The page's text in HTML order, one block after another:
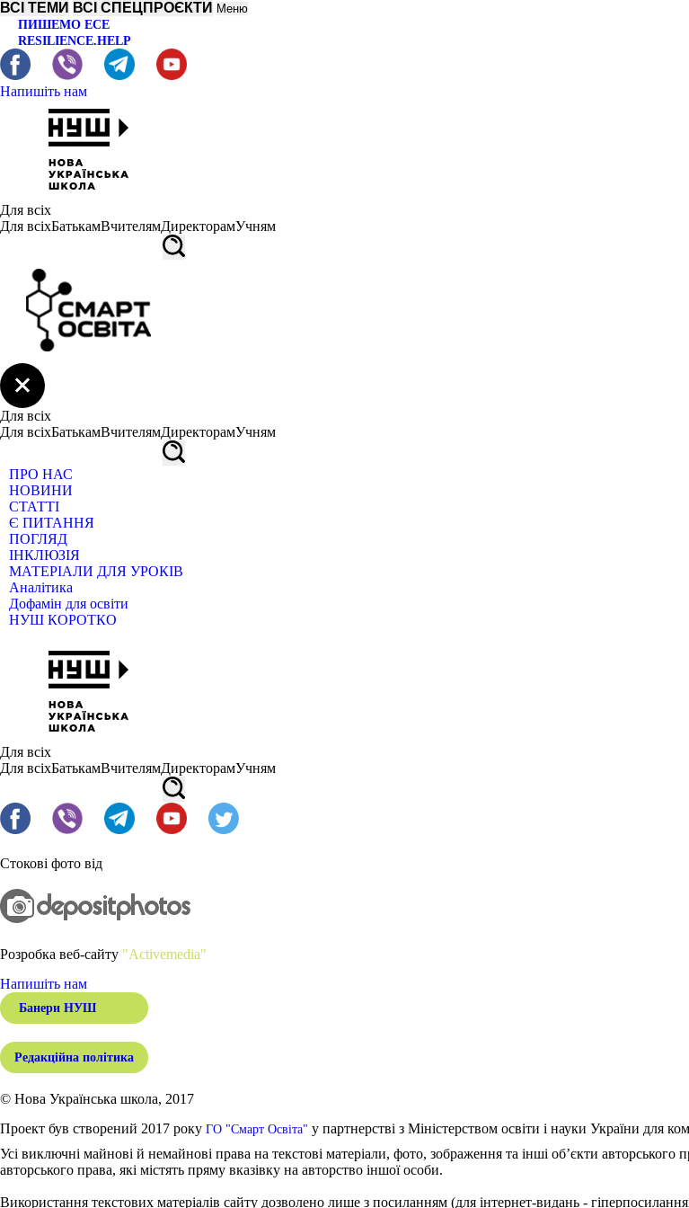
ВСІ ТЕМИ ВСІ СПЕЦПРОЄКТИ Меню
ПИШЕМО ЕСЕ
RESILIENCE.HELP
Напишіть нам
Для всіх
Для всіхБатькамВчителямДиректорамУчням
Для всіх
Для всіхБатькамВчителямДиректорамУчням
ПРО НАС
НОВИНИ
СТАТТІ
Є ПИТАННЯ
ПОГЛЯД
ІНКЛЮЗІЯ
МАТЕРІАЛИ ДЛЯ УРОКІВ
Аналітика
Дофамін для освіти
НУШ КОРОТКО
Для всіх
Для всіхБатькамВчителямДиректорамУчням
Стокові фото від
Розробка веб-сайту "Activemedia"
Напишіть нам
Банери НУШ
Редакційна політика
© Нова Українська школа, 2017
Проект був створений 2017 року ГО "Смарт Освіта" у партнерстві з Міністерством освіти і науки України для
Усі виключні майнові й немайнові права на текстові матеріали, фото, зображення та інші об’єкти
авторського права, які містять пряму вказівку на авторство іншої особи.
Використання текстових матеріалів сайту дозволено лише з посиланням (для інтернет-видань -